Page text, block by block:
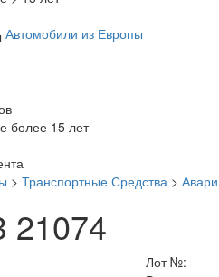
Автомобили из Европы
более 15 лет
> Транспортные Средства >
21074
Лот №: